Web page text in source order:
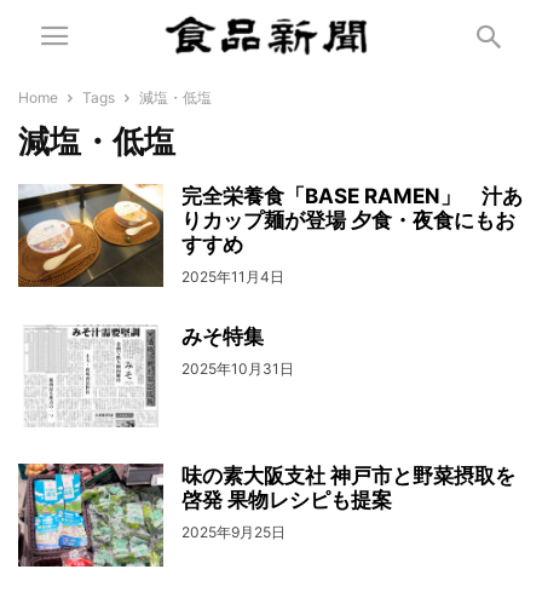
Home Tags 減塩・低塩
減塩・低塩
完全栄養食「BASE RAMEN」 汁あ
りカップ麺が登場 夕食・夜食にもお
すすめ
2025年11月4日
みそ特集
2025年10月31日
味の素大阪支社 神戸市と野菜摂取を
啓発 果物レシピも提案
2025年9月25日